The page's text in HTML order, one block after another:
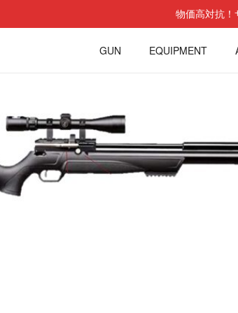
物価高対抗！
GUN EQUIPMENT